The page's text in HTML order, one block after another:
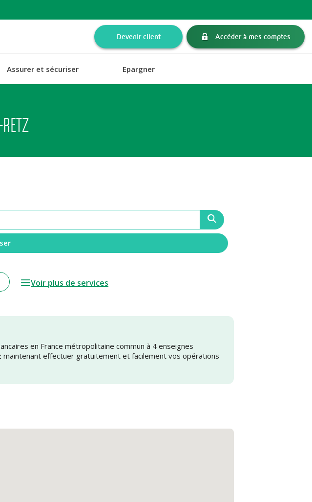
Devenir client Accéder à mes comptes
Assurer et sécuriser Epargner
Voir plus de services
en France métropolitaine commun à 4 enseignes
maintenant effectuer gratuitement et facilement vos opérations